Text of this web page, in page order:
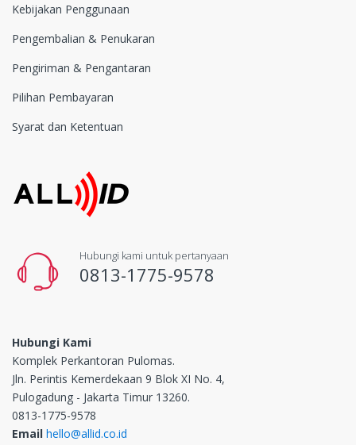
Kebijakan Penggunaan
Pengembalian & Penukaran
Pengiriman & Pengantaran
Pilihan Pembayaran
Syarat dan Ketentuan
Hubungi kami untuk pertanyaan
0813-1775-9578
Hubungi Kami
Komplek Perkantoran Pulomas.
Jln. Perintis Kemerdekaan 9 Blok XI No. 4,
Pulogadung - Jakarta Timur 13260.
0813-1775-9578
Email hello@allid.co.id